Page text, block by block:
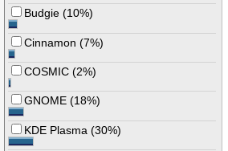
Budgie (10%)
Cinnamon (7%)
COSMIC (2%)
GNOME (18%)
KDE Plasma (30%)